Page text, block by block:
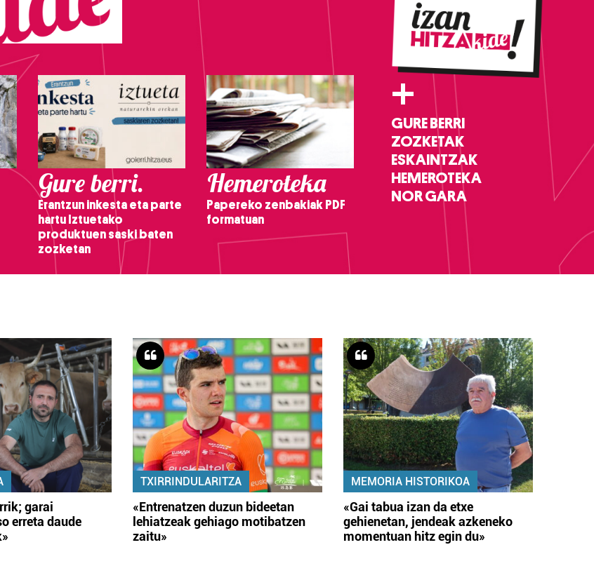
Gure berri.
Erantzun inkesta eta parte
hartu Iztuetako
produktuen saski baten
zozketan
Hemeroteka
Papereko zenbakiak PDF
formatuan
+
GURE BERRI
ZOZKETAK
ESKAINTZAK
HEMEROTEKA
NOR GARA
garai
erreta daude
TXIRRINDULARITZA
«Entrenatzen duzun bideetan
lehiatzeak gehiago motibatzen
zaitu»
MEMORIA HISTORIKOA
«Gai tabua izan da etxe
gehienetan, jendeak azkeneko
momentuan hitz egin du»